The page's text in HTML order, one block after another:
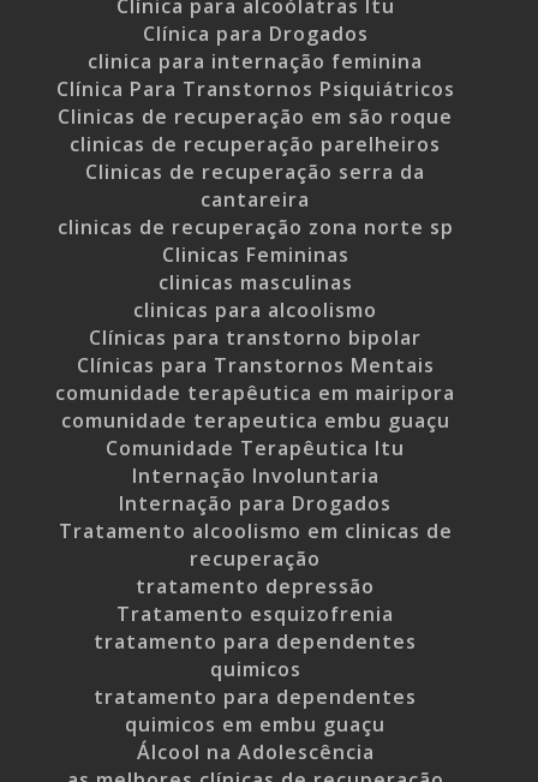
Clínica para alcoólatras Itu
Clínica para Drogados
clinica para internação feminina
Clínica Para Transtornos Psiquiátricos
Clinicas de recuperação em são roque
clinicas de recuperação parelheiros
Clinicas de recuperação serra da
cantareira
clinicas de recuperação zona norte sp
Clinicas Femininas
clinicas masculinas
clinicas para alcoolismo
Clínicas para transtorno bipolar
Clínicas para Transtornos Mentais
comunidade terapêutica em mairipora
comunidade terapeutica embu guaçu
Comunidade Terapêutica Itu
Internação Involuntaria
Internação para Drogados
Tratamento alcoolismo em clinicas de
recuperação
tratamento depressão
Tratamento esquizofrenia
tratamento para dependentes
quimicos
tratamento para dependentes
quimicos em embu guaçu
Álcool na Adolescência